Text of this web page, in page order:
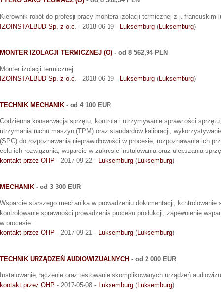
Kierownik robót do profesji pracy montera izolacji termicznej z j. francuskim
IZOINSTALBUD Sp. z o.o. - 2018-06-19 - Luksemburg (Luksemburg)
MONTER IZOLACJI TERMICZNEJ (O) - od 8 562,94 PLN
Monter izolacji termicznej
IZOINSTALBUD Sp. z o.o. - 2018-06-19 - Luksemburg (Luksemburg)
TECHNIK MECHANIK - od 4 100 EUR
Codzienna konserwacja sprzętu, kontrola i utrzymywanie sprawności
utrzymania ruchu maszyn (TPM) oraz standardów kalibracji,
(SPC) do rozpoznawania nieprawidłowości w procesie, rozpoznawania ich
celu ich rozwiązania, wsparcie w zakresie instalowania oraz ulepszania
kontakt przez OHP - 2017-09-22 - Luksemburg (Luksemburg)
MECHANIK - od 3 300 EUR
Wsparcie starszego mechanika w prowadzeniu dokumentacji, kontrolowanie
kontrolowanie sprawności prowadzenia procesu produkcji, zapewnienie
w procesie.
kontakt przez OHP - 2017-09-21 - Luksemburg (Luksemburg)
TECHNIK URZĄDZEŃ AUDIOWIZUALNYCH - od 2 000 EUR
Instalowanie, łączenie oraz testowanie skomplikowanych urządzeń
kontakt przez OHP - 2017-05-08 - Luksemburg (Luksemburg)